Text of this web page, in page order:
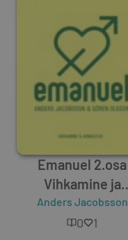
Emanuel 2.osa
Vihkamine ja
armastus
Anders Jacobsson
0 1